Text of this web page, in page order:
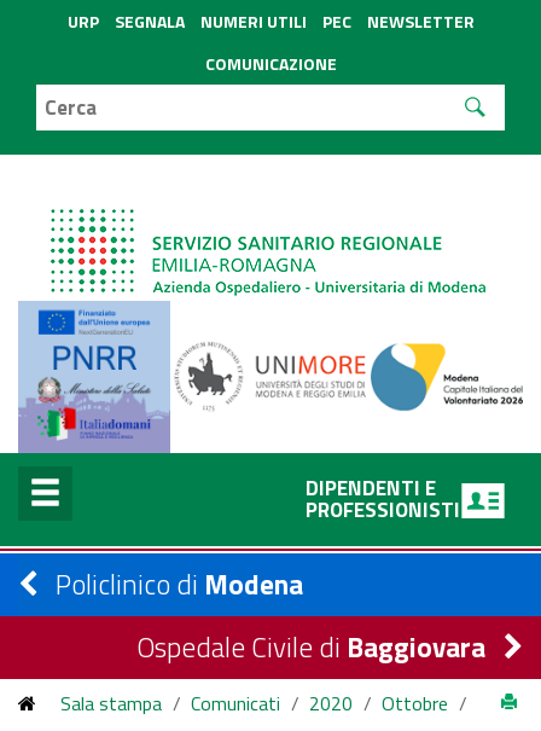
URP SEGNALA NUMERI UTILI PEC
NEWSLETTER
COMUNICAZIONE
DIPENDENTI E
PROFESSIONISTI
Policlinico di Modena
Ospedale Civile di Baggiovara
Sala stampa / Comunicati / 2020 / Ottobre /